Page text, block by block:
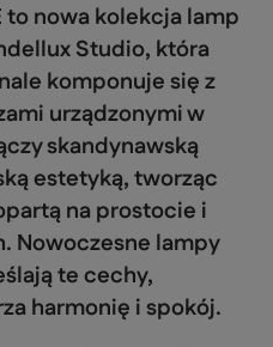
to nowa kolekcja lamp
Studio, która
komponuje się z
urządzonymi w
skandynawską
estetyką, tworząc
na prostocie i
Nowoczesne lampy
te cechy,
harmonię i spokój.